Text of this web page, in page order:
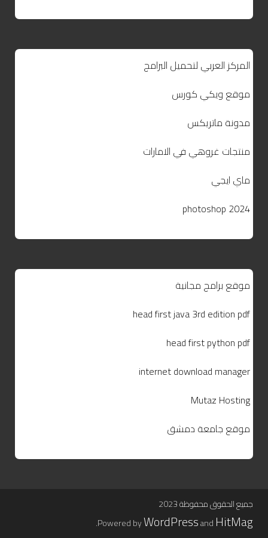
المركز العربي لتحميل البرامج
موقع ويكي كورس
مدونة ماتريكس
منتجات غروهي في الامارات
ماي ايجي
photoshop 2024
موقع برامج مجانية
head first java 3rd edition pdf
head first python pdf
internet download manager
Mutaz Hosting
موقع جامعة دمشق
جميع الحقوق محفوظة 2023
Powered byWordPressand HitMag
.